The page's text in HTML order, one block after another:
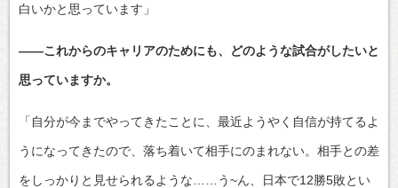
白いかと思っています」
――これからのキャリアのためにも、どのような試合がしたいと
思っていますか。
「自分が今までやってきたことに、最近ようやく自信が持てるよ
うになってきたので、落ち着いて相手にのまれない。相手との差
をしっかりと見せられるような……う~ん、日本で12勝5敗とい